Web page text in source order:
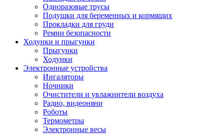
Одноразовые трусы
Подушки для беременных и кормящих
Прокладки для груди
Ремни безопасности
Ходунки и прыгунки
Прыгунки
Ходунки
Электронные устройства
Ингаляторы
Ночники
Очистители и увлажнители воздуха
Радио, видеоняни
Роботы
Термометры
Электронные весы